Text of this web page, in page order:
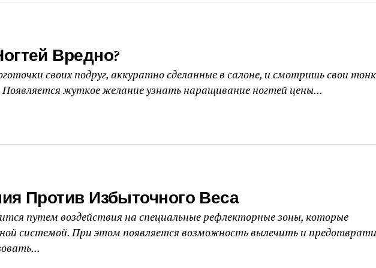
Вредно?
своих подруг, аккуратно сделанные в салоне, и смотришь свои
жуткое желание узнать наращивание ногтей цены...
Против Избыточного Веса
путем воздействия на специальные рефлекторные зоны, которые
системой. При этом появляется возможность вылечить и